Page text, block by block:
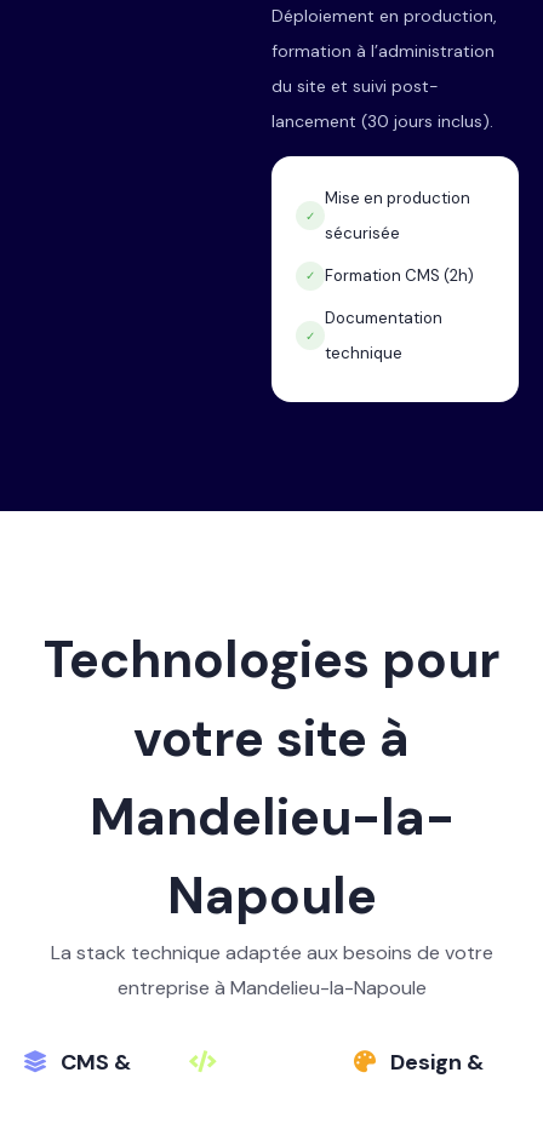
Déploiement en production,
formation à l’administration
du site et suivi post-
lancement (30 jours inclus).
✓
Mise en production
sécurisée
✓ Formation CMS (2h)
✓
Documentation
technique
Technologies pour
votre site à
Mandelieu-la-
Napoule
La stack technique adaptée aux besoins de votre
entreprise à Mandelieu-la-Napoule
CMS & Design &